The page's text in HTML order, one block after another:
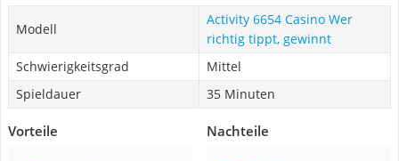
Modell
Activity 6654 Casino Wer
richtig tippt, gewinnt
Schwierigkeitsgrad
Mittel
Spieldauer
35 Minuten
Vorteile Nachteile